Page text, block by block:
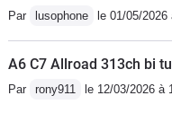
Par lusophone le 01/05/2026
A6 C7 Allroad 313ch bi
Par rony911 le 12/03/2026 à